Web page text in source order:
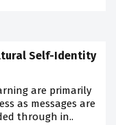
Self-Identity
are primarily
as messages are
through in..